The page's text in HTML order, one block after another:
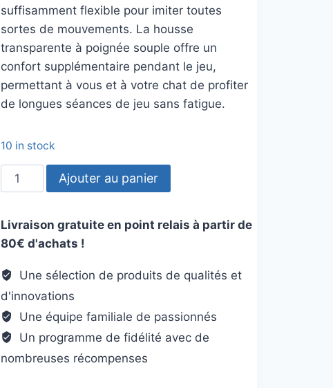
suffisamment flexible pour imiter toutes
sortes de mouvements. La housse
transparente à poignée souple offre un
confort supplémentaire pendant le jeu,
permettant à vous et à votre chat de profiter
de longues séances de jeu sans fatigue.
10 in stock
quantité
de
à
pêche
avec
oiseau
Ajouter au panier
Livraison gratuite en point relais à partir de
80€ d'achats !
Une sélection de produits de qualités et
d'innovations
Une équipe familiale de passionnés
Un programme de fidélité avec de
nombreuses récompenses